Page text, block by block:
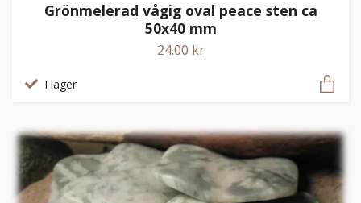
Grönmelerad vågig oval peace sten ca
50x40 mm
24.00 kr
I lager